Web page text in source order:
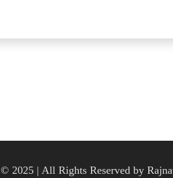
© 2025 | All Rights Reserved by